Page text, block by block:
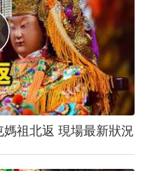
祖北返 現場最新狀況